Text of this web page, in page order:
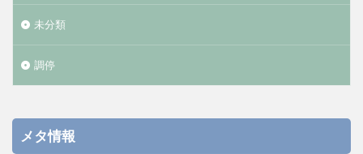
未分類
調停
メタ情報